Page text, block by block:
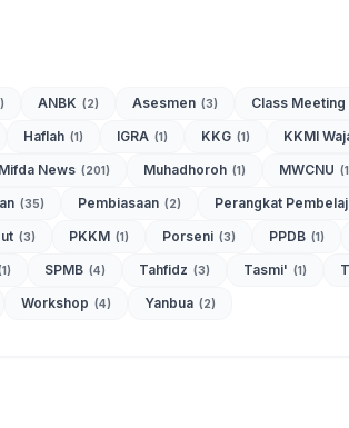
ANBK (2) Asesmen (3) Class Meeting
Haflah (1) IGRA (1) KKG (1) KKMI
Mifda News (201) Muhadhoroh (1) MWCNU
(35) Pembiasaan (2) Perangkat
(3) PKKM (1) Porseni (3) PPDB (1)
SPMB (4) Tahfidz (3) Tasmi' (1)
Workshop (4) Yanbua (2)